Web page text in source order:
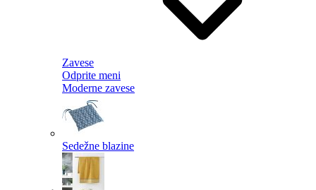
Zavese
Odprite meni
Moderne zavese
Sedežne blazine